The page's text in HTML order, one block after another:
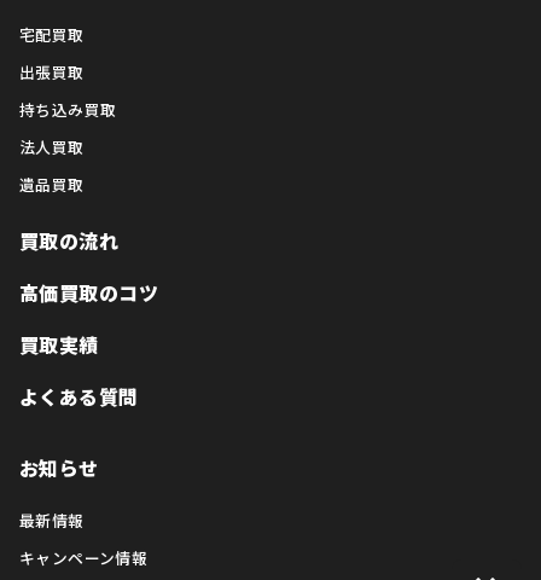
宅配買取
出張買取
持ち込み買取
法人買取
遺品買取
買取の流れ
高価買取のコツ
買取実績
よくある質問
お知らせ
最新情報
キャンペーン情報